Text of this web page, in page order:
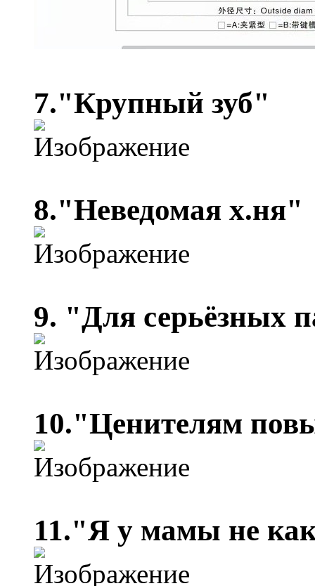
7."Крупный зуб"
8."Неведомая х.ня"
9. "Для серьёзных
10."Ценителям
11."Я у мамы не